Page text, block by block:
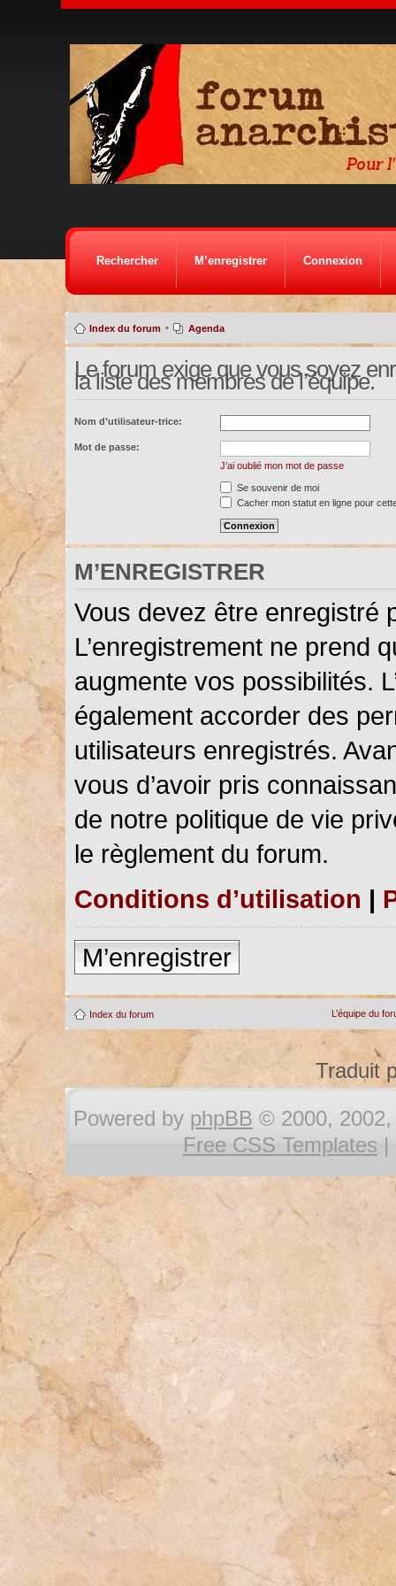
Rechercher M’enregistrer Connexion
Index du forum • Agenda
Le forum exige que vous soyez
la liste des membres de l’équipe.
Nom d’utilisateur-trice:
Mot de passe:
J’ai oublié mon mot de passe
Se souvenir de moi
Cacher mon statut en ligne pour
M’ENREGISTRER
Vous devez être enregistré
L’enregistrement ne prend
augmente vos possibilités.
également accorder des
utilisateurs enregistrés.
vous d’avoir pris
de notre politique de vie
le règlement du forum.
Conditions d’utilisation |
M’enregistrer
Index du forum L’équipe du
Traduit
Powered by phpBB © 2000, 2002,
Free CSS Templates |